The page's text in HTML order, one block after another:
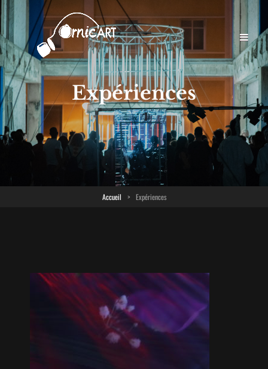
Expériences
Accueil > Expériences